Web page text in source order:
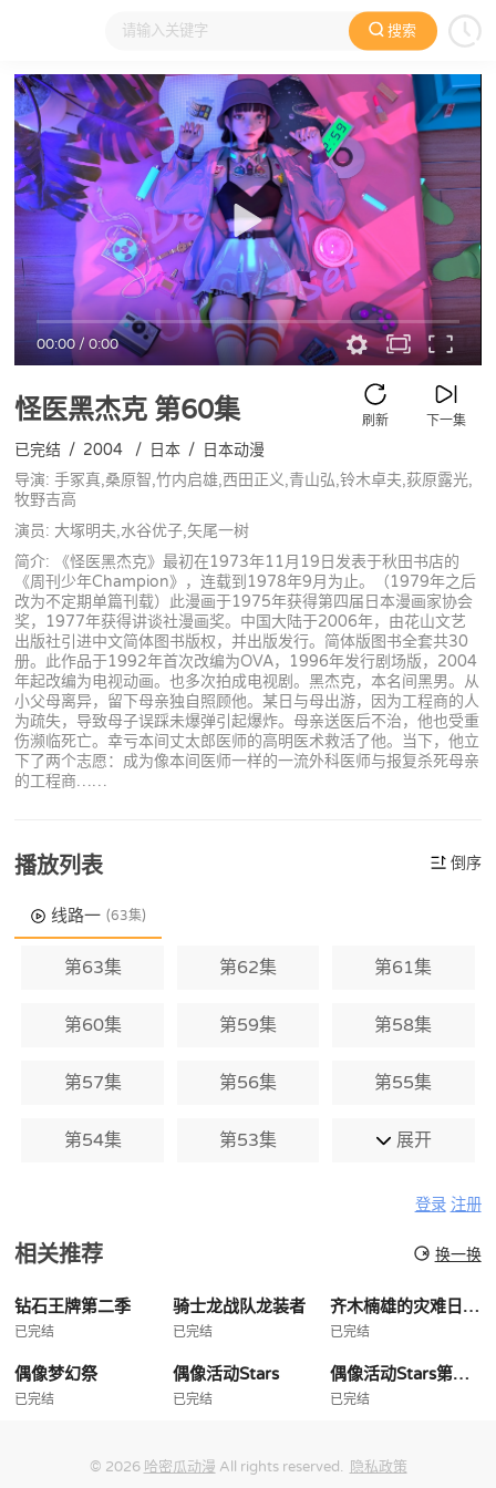
搜索
大家在看 日本动漫 国产动漫 欧美动漫 动漫电影
00:00/0:00
怪医黑杰克 第60集 下一集
刷新
已完结 / 2004 / 日本 / 日本动漫
导演: 手冢真,桑原智,竹内启雄,西田正义,青山弘,铃木卓夫,荻原露光,
牧野吉高
演员: 大塚明夫,水谷优子,矢尾一树
简介: 《怪医黑杰克》最初在1973年11月19日发表于秋田书店的
《周刊少年Champion》，连载到1978年9月为止。（1979年之后
改为不定期单篇刊载）此漫画于1975年获得第四届日本漫画家协会
奖，1977年获得讲谈社漫画奖。中国大陆于2006年，由花山文艺
出版社引进中文简体图书版权，并出版发行。简体版图书全套共30
册。此作品于1992年首次改编为OVA，1996年发行剧场版，2004
年起改编为电视动画。也多次拍成电视剧。黑杰克，本名间黑男。从
小父母离异，留下母亲独自照顾他。某日与母出游，因为工程商的人
为疏失，导致母子误踩未爆弹引起爆炸。母亲送医后不治，他也受重
伤濒临死亡。幸亏本间丈太郎医师的高明医术救活了他。当下，他立
下了两个志愿：成为像本间医师一样的一流外科医师与报复杀死母亲
的工程商……
播放列表 倒序
线路一 (63集)
第63集 第62集 第61集
第60集 第59集 第58集
第57集 第56集 第55集
第54集 第53集 展开
登录 注册
相关推荐 换一换
钻石王牌第二季
已完结
骑士龙战队龙装者
已完结
齐木楠雄的灾难日播版
已完结
偶像梦幻祭
已完结
偶像活动Stars
已完结
偶像活动Stars第二季
已完结
© 2026 哈密瓜动漫 All rights reserved. 隐私政策